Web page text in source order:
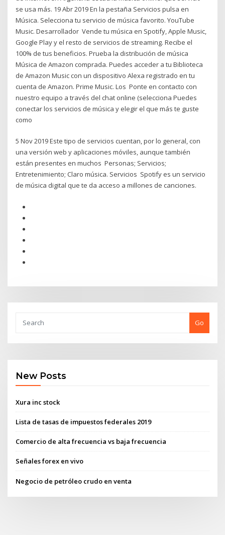
se usa más. 19 Abr 2019 En la pestaña Servicios pulsa en
Música. Selecciona tu servicio de música favorito. YouTube
Music. Desarrollador Vende tu música en Spotify, Apple Music,
Google Play y el resto de servicios de streaming. Recibe el
100% de tus beneficios. Prueba la distribución de música
Música de Amazon comprada. Puedes acceder a tu Biblioteca
de Amazon Music con un dispositivo Alexa registrado en tu
cuenta de Amazon. Prime Music. Los Ponte en contacto con
nuestro equipo a través del chat online (selecciona Puedes
conectar los servicios de música y elegir el que más te guste
como
5 Nov 2019 Este tipo de servicios cuentan, por lo general, con
una versión web y aplicaciones móviles, aunque también
están presentes en muchos Personas; Servicios;
Entretenimiento; Claro música. Servicios Spotify es un servicio
de música digital que te da acceso a millones de canciones.
Go
New Posts
Xura inc stock
Lista de tasas de impuestos federales 2019
Comercio de alta frecuencia vs baja frecuencia
Señales forex en vivo
Negocio de petróleo crudo en venta